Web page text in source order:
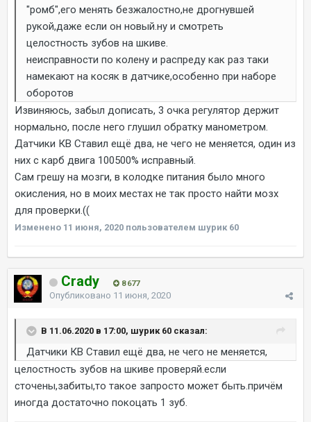
"ромб",его менять безжалостно,не дрогнувшей
рукой,даже если он новый.ну и смотреть
целостность зубов на шкиве.
неисправности по колену и распреду как раз таки
намекают на косяк в датчике,особенно при наборе
оборотов
Извиняюсь, забыл дописать, 3 очка регулятор держит
нормально, после него глушил обратку манометром.
Датчики КВ Ставил ещё два, не чего не меняется, один из
них с карб двига 100500% исправный.
Сам грешу на мозги, в колодке питания было много
окисления, но в моих местах не так просто найти мозх
для проверки.((
Изменено 11 июня, 2020 пользователем шурик 60
Crady 8 677
Опубликовано 11 июня, 2020
В 11.06.2020 в 17:00, шурик 60 сказал:
Датчики КВ Ставил ещё два, не чего не меняется,
целостность зубов на шкиве проверяй.если
сточены,забиты,то такое запросто может быть.причём
иногда достаточно покоцать 1 зуб.